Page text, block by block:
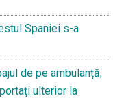
Spaniei s-a
de pe ambulanță;
ulterior la